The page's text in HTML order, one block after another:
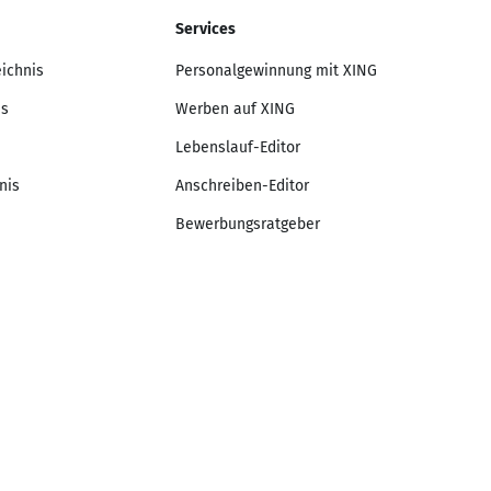
Services
Personalgewinnung mit XING
Werben auf XING
Lebenslauf-Editor
Anschreiben-Editor
Bewerbungsratgeber